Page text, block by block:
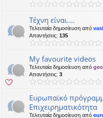
Τέχνη είναι....
Τελευταία δημοσίευση από
Απαντήσεις: 135
My favourite videos
Τελευταία δημοσίευση από
Απαντήσεις: 3
Ευρωπαϊκό
Επιχειρηματικότητα
Τελευταία δημοσίευση από